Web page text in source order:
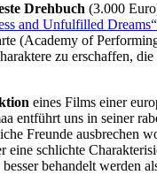
Drehbuch (3.000
and Unfulfilled Dreams“
(Academy of
zu erschaffen,
eines Films einer
entführt uns in seiner
Freunde ausbrechen
eine schlichte
behandelt werden